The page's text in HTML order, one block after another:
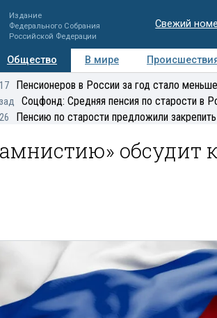
Издание
Федерального Собрания
Российской Федерации
Свежий
Общество В мире
Регионы Медиацентр
Пенсионеров в России за год стало
Соцфонд: Средняя пенсия по старости в
Пенсию по старости предложили
обсудит